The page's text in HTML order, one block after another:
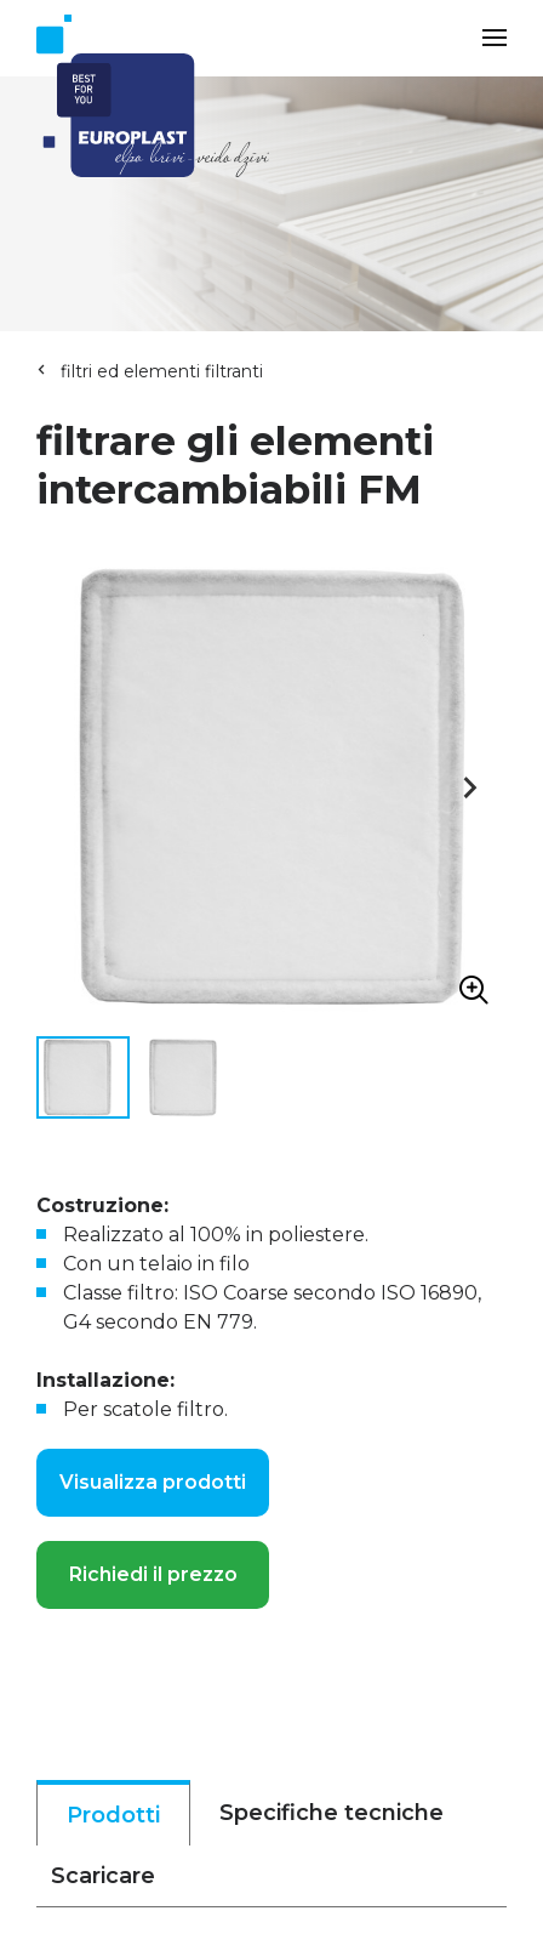
filtri ed elementi filtranti
filtrare gli elementi
intercambiabili FM
Costruzione:
Realizzato al 100% in poliestere.
Con un telaio in filo
Classe filtro: ISO Coarse secondo ISO 16890,
G4 secondo EN 779.
Installazione:
Per scatole filtro.
Visualizza prodotti
Richiedi il prezzo
Prodotti Specifiche tecniche
Scaricare